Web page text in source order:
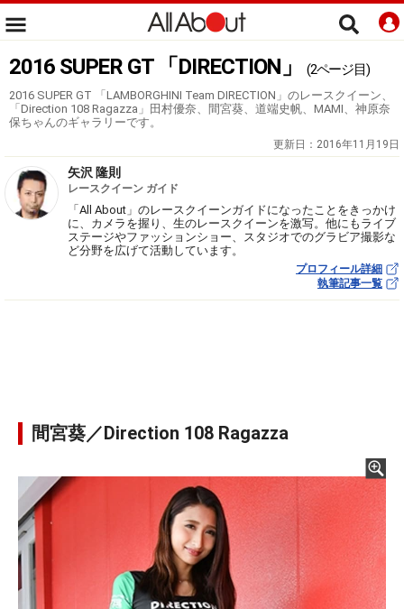
2016 SUPER GT 「DIRECTION」 (2ページ目)
2016 SUPER GT 「LAMBORGHINI Team DIRECTION」のレースクイーン、
「Direction 108 Ragazza」田村優奈、間宮葵、道端史帆、MAMI、神原奈
保ちゃんのギャラリーです。
更新日： 2016年11月19日
矢沢 隆則
レースクイーン ガイド
「All About」のレースクイーンガイドになったことをきっかけ
に、カメラを握り、生のレースクイーンを激写。他にもライブ
ステージやファッションショー、スタジオでのグラビア撮影な
ど分野を広げて活動しています。
プロフィール詳細
執筆記事一覧
間宮葵／Direction 108 Ragazza